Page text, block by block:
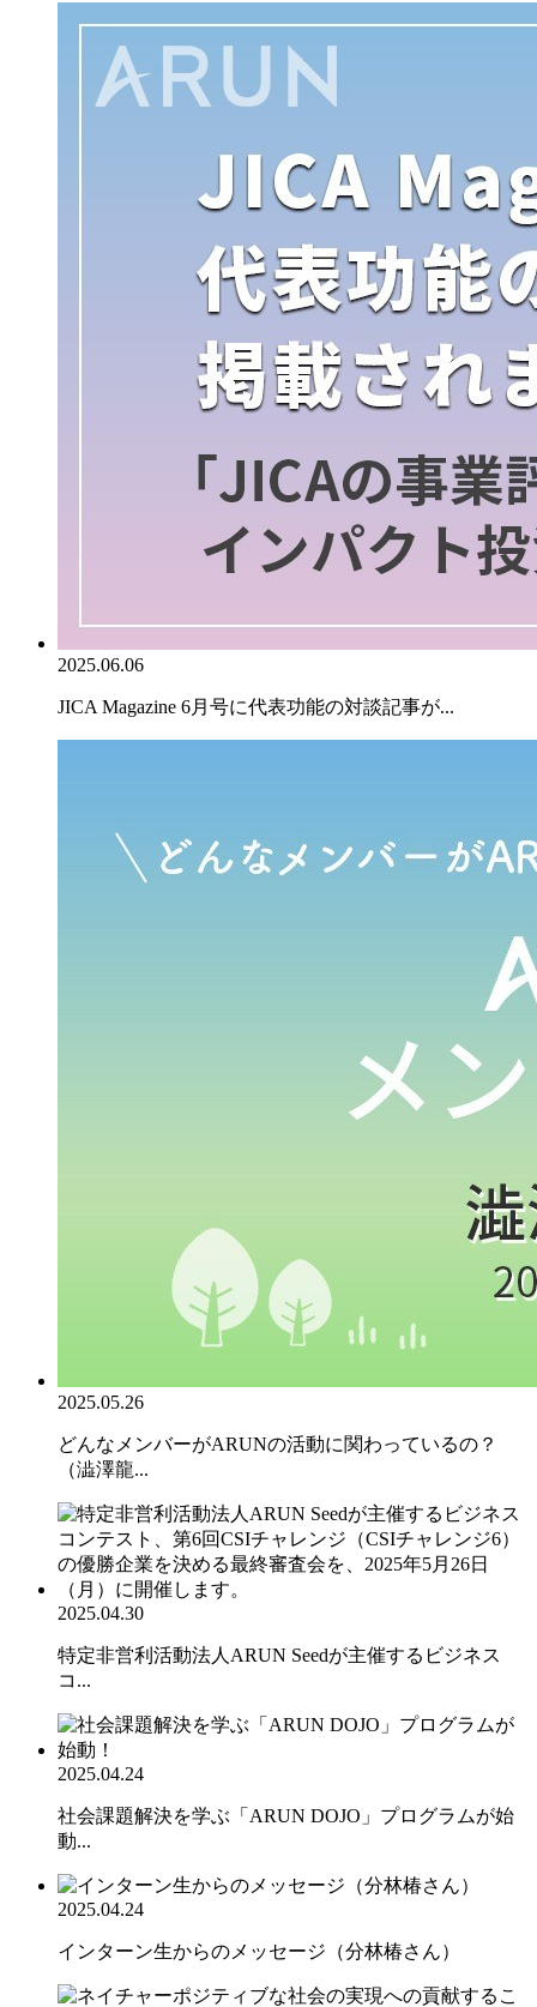
2025.06.06
JICA Magazine 6月号に代表功能の対談記事が...
2025.05.26
どんなメンバーがARUNの活動に関わっているの？
（澁澤龍...
2025.04.30
特定非営利活動法人ARUN Seedが主催するビジネス
コ...
2025.04.24
社会課題解決を学ぶ「ARUN DOJO」プログラムが始
動...
2025.04.24
インターン生からのメッセージ（分林椿さん）